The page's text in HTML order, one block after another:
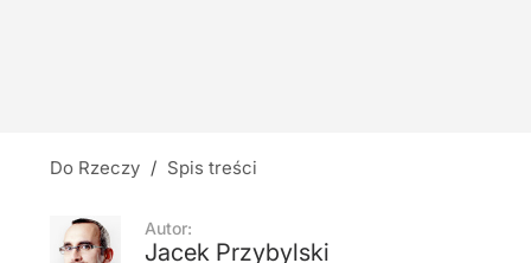
"Nie miał prawa wygrać". Prezydencki minister
Do Rzeczy / Spis treści
Autor:
Jacek Przybylski